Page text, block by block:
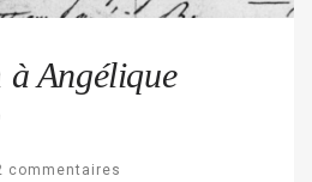
à Angélique
commentaires